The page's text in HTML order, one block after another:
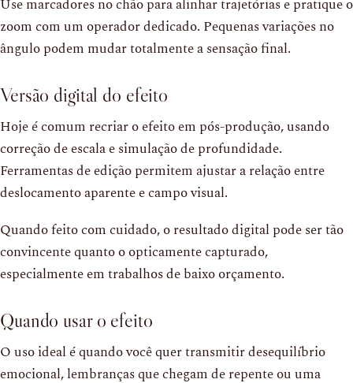
Use marcadores no chão para alinhar trajetórias e pratique o
zoom com um operador dedicado. Pequenas variações no
ângulo podem mudar totalmente a sensação final.
Versão digital do efeito
Hoje é comum recriar o efeito em pós-produção, usando
correção de escala e simulação de profundidade.
Ferramentas de edição permitem ajustar a relação entre
deslocamento aparente e campo visual.
Quando feito com cuidado, o resultado digital pode ser tão
convincente quanto o opticamente capturado,
especialmente em trabalhos de baixo orçamento.
Quando usar o efeito
O uso ideal é quando você quer transmitir desequilíbrio
emocional, lembranças que chegam de repente ou uma